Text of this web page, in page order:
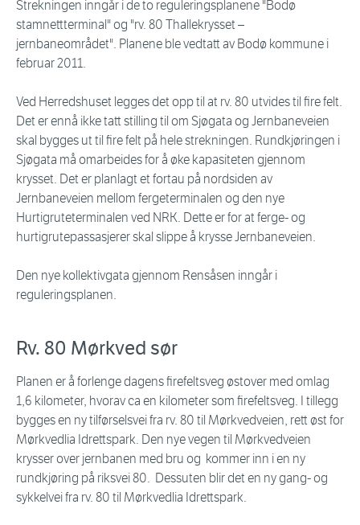
Strekningen inngår i de to reguleringsplanene "Bodø
stamnettterminal" og "rv. 80 Thallekrysset –
jernbaneområdet". Planene ble vedtatt av Bodø kommune i
februar 2011.
Ved Herredshuset legges det opp til at rv. 80 utvides til fire felt.
Det er ennå ikke tatt stilling til om Sjøgata og Jernbaneveien
skal bygges ut til fire felt på hele strekningen. Rundkjøringen i
Sjøgata må omarbeides for å øke kapasiteten gjennom
krysset. Det er planlagt et fortau på nordsiden av
Jernbaneveien mellom fergeterminalen og den nye
Hurtigruteterminalen ved NRK. Dette er for at ferge- og
hurtigrutepassasjerer skal slippe å krysse Jernbaneveien.
Den nye kollektivgata gjennom Rensåsen inngår i
reguleringsplanen.
Rv. 80 Mørkved sør
Planen er å forlenge dagens firefeltsveg østover med omlag
1,6 kilometer, hvorav ca en kilometer som firefeltsveg. I tillegg
bygges en ny tilførselsvei fra rv. 80 til Mørkvedveien, rett øst for
Mørkvedlia Idrettspark. Den nye vegen til Mørkvedveien
krysser over jernbanen med bru og kommer inn i en ny
rundkjøring på riksvei 80. Dessuten blir det en ny gang- og
sykkelvei fra rv. 80 til Mørkvedlia Idrettspark.